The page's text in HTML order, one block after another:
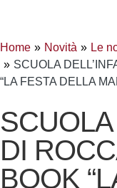
Home Novità
Le
SCUOLA
“LA FESTA DELLA
SCUOLA
DI
BOOK